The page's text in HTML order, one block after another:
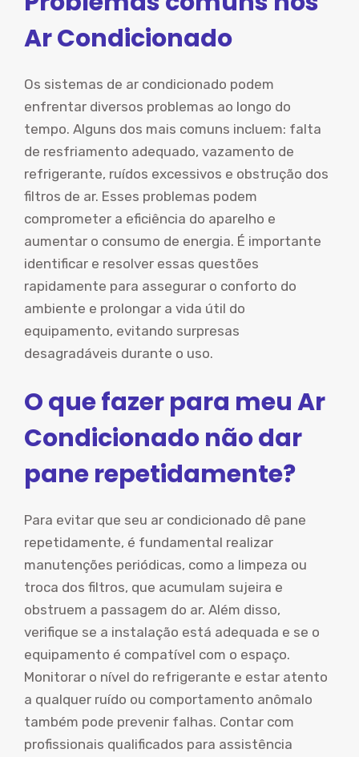
Ar Condicionado
Os sistemas de ar condicionado podem
enfrentar diversos problemas ao longo do
tempo. Alguns dos mais comuns incluem: falta
de resfriamento adequado, vazamento de
refrigerante, ruídos excessivos e obstrução dos
filtros de ar. Esses problemas podem
comprometer a eficiência do aparelho e
aumentar o consumo de energia. É importante
identificar e resolver essas questões
rapidamente para assegurar o conforto do
ambiente e prolongar a vida útil do
equipamento, evitando surpresas
desagradáveis durante o uso.
O que fazer para meu Ar
Condicionado não dar
pane repetidamente?
Para evitar que seu ar condicionado dê pane
repetidamente, é fundamental realizar
manutenções periódicas, como a limpeza ou
troca dos filtros, que acumulam sujeira e
obstruem a passagem do ar. Além disso,
verifique se a instalação está adequada e se o
equipamento é compatível com o espaço.
Monitorar o nível do refrigerante e estar atento
a qualquer ruído ou comportamento anômalo
também pode prevenir falhas. Contar com
profissionais qualificados para assistência